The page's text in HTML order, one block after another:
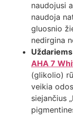
naudojusi
naudoja
gluosnio
nedirgina
AHA 7
(glikolio)
veikia
siejančius